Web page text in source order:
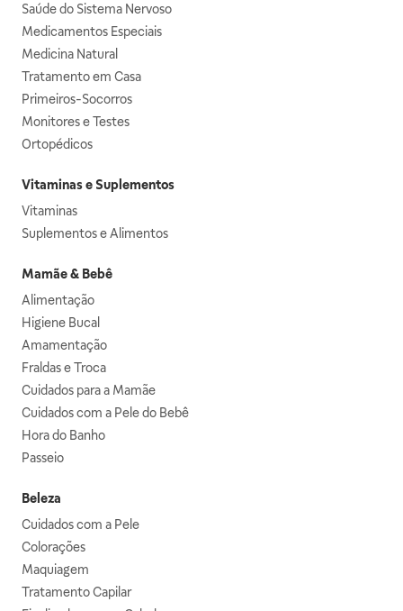
Saúde do Sistema Nervoso
Medicamentos Especiais
Medicina Natural
Tratamento em Casa
Primeiros-Socorros
Monitores e Testes
Ortopédicos
Vitaminas e Suplementos
Vitaminas
Suplementos e Alimentos
Mamãe & Bebê
Alimentação
Higiene Bucal
Amamentação
Fraldas e Troca
Cuidados para a Mamãe
Cuidados com a Pele do Bebê
Hora do Banho
Passeio
Beleza
Cuidados com a Pele
Colorações
Maquiagem
Tratamento Capilar